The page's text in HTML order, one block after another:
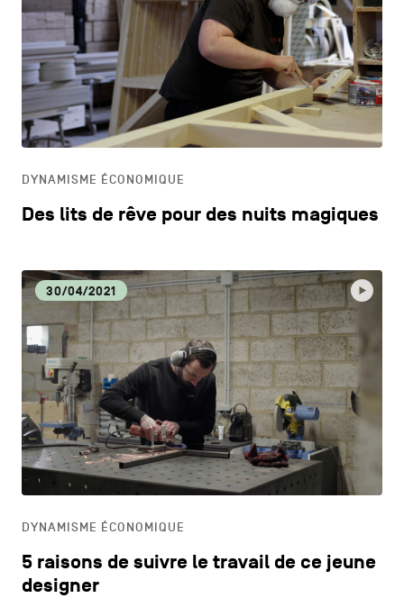
DYNAMISME ÉCONOMIQUE
Des lits de rêve pour des nuits magiques
30/04/2021
DYNAMISME ÉCONOMIQUE
5 raisons de suivre le travail de ce jeune
designer